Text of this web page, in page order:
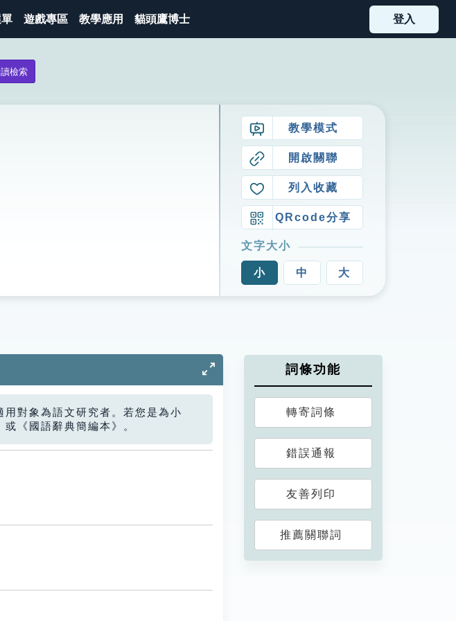
遊戲專區 教學應用 貓頭鷹博士 登入
檢索
教學模式
開啟關聯
列入收藏
QRcode分享
文字大小
小 中 大
用對象為語文研究者。若您是為小
《國語辭典簡編本》。
詞條功能
轉寄詞條
錯誤通報
友善列印
推薦關聯詞